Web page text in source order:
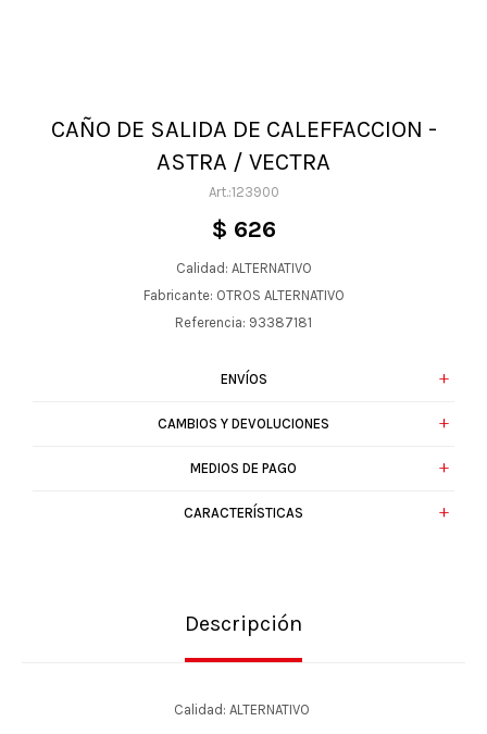
CAÑO DE SALIDA DE CALEFFACCION -
ASTRA / VECTRA
123900
$ 626
Calidad: ALTERNATIVO
Fabricante: OTROS ALTERNATIVO
Referencia: 93387181
ENVÍOS
CAMBIOS Y DEVOLUCIONES
MEDIOS DE PAGO
CARACTERÍSTICAS
Descripción
Calidad: ALTERNATIVO